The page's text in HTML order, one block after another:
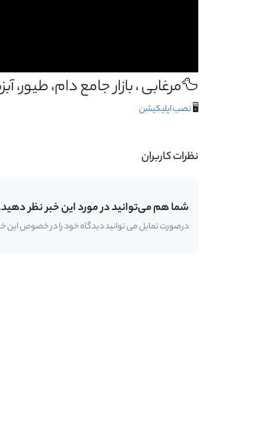
🦆مرغابی ، بازار جامع دام،
🖥️نصب اپلیکیشن
نظرات کاربران
شما هم می‌توانید در مورد این خبر نظر
درصورت تمایل می توانید دیدگاه خود را در خصوص این